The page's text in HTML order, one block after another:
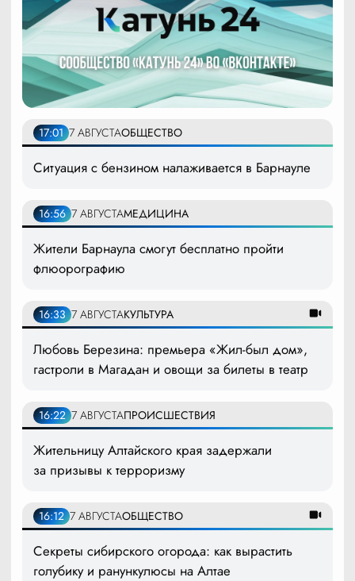
17:01 7 АВГУСТАОБЩЕСТВО
Ситуация с бензином налаживается в Барнауле
16:56 7 АВГУСТАМЕДИЦИНА
Жители Барнаула смогут бесплатно пройти
флюорографию
16:33 7 АВГУСТАКУЛЬТУРА
Любовь Березина: премьера «Жил-был дом»,
гастроли в Магадан и овощи за билеты в театр
16:22 7 АВГУСТАПРОИСШЕСТВИЯ
Жительницу Алтайского края задержали
за призывы к терроризму
16:12 7 АВГУСТАОБЩЕСТВО
Секреты сибирского огорода: как вырастить
голубику и ранункулюсы на Алтае